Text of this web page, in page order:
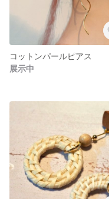
コットンパールピアス
展示中